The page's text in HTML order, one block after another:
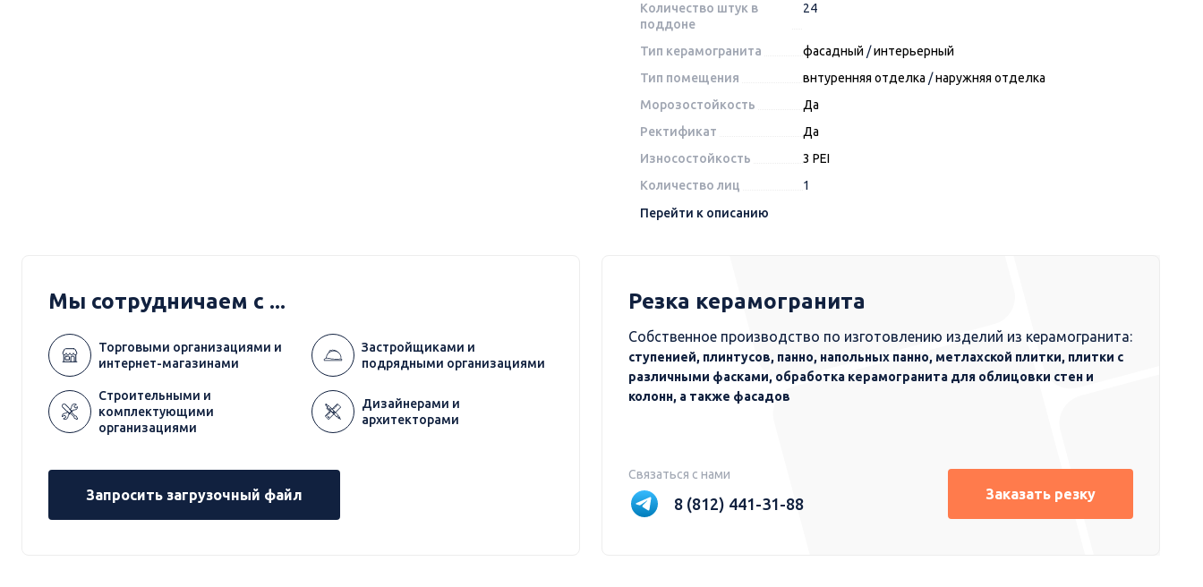
Количество штук в
поддоне
24
Тип керамогранита фасадный /интерьерный
Тип помещения
внтуренняя отделка /наружняя отделка
Морозостойкость
Да
Ректификат
Да
Износостойкость
3 PEI
Количество лиц
1
Перейти к описанию
Мы сотрудничаем с ...
Торговыми организациями и
интернет-магазинами
Застройщиками и
подрядными организациями
Строительными и
комплектующими
организациями
Дизайнерами и
архитекторами
Запросить загрузочный файл
Резка керамогранита
Собственное производство по изготовлению изделий из керамогранита:
ступенией, плинтусов, панно, напольных панно, метлахской плитки, плитки с
различными фасками, обработка керамогранита для облицовки стен и
колонн, а также фасадов
Заказать резку
Связаться с нами
8 (812) 441-31-88